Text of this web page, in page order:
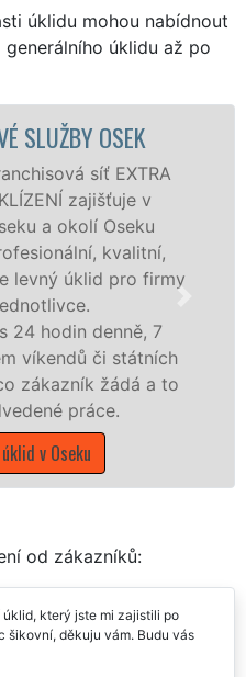
úklidu mohou nabídnout
úklidu až po
7
to
nabízíme
státní
Plzeňském
od zákazníků:
který jste mi zajistili po
šikovní, děkuju vám. Budu vás